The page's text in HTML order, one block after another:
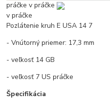
práčkev práčke
v práčke
Pozlátenie kruh E USA 14 7
- Vnútorný priemer: 17,3 mm
- veľkosť 14 GB
- veľkosť 7 USpráčke
Špecifikácia